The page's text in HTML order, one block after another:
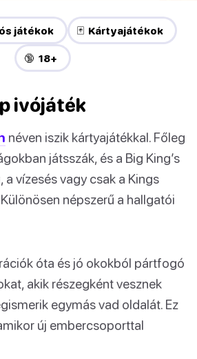
játékok 🃏 Kártyajátékok
🔞 18+
ivójáték
néven iszik kártyajátékkal. Főleg
játsszák, és a Big King’s
a vízesés vagy csak a Kings
népszerű a hallgatói
óta és jó okokból pártfogó
akik részegként vesznek
egymás vad oldalát. Ez
új embercsoporttal